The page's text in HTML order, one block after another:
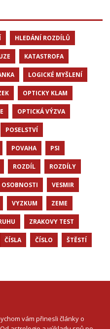
HLEDÁNÍ ROZDÍLŮ
KATASTROFA
LOGICKÉ MYŠLENÍ
OPTICKY KLAM
OPTICKÁ VÝZVA
POSELSTVÍ
POVAHA PSI
ROZDÍL ROZDÍLY
OSOBNOSTI VESMIR
VYZKUM ZEME
ZRAKOVY TEST
ČÍSLA ČÍSLO ŠTĚSTÍ
vám přinesli články o